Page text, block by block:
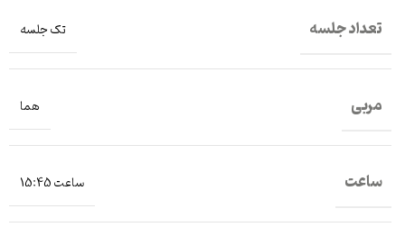
تعداد جلسه تک جلسه
مربی هما
ساعت ساعت 15:45